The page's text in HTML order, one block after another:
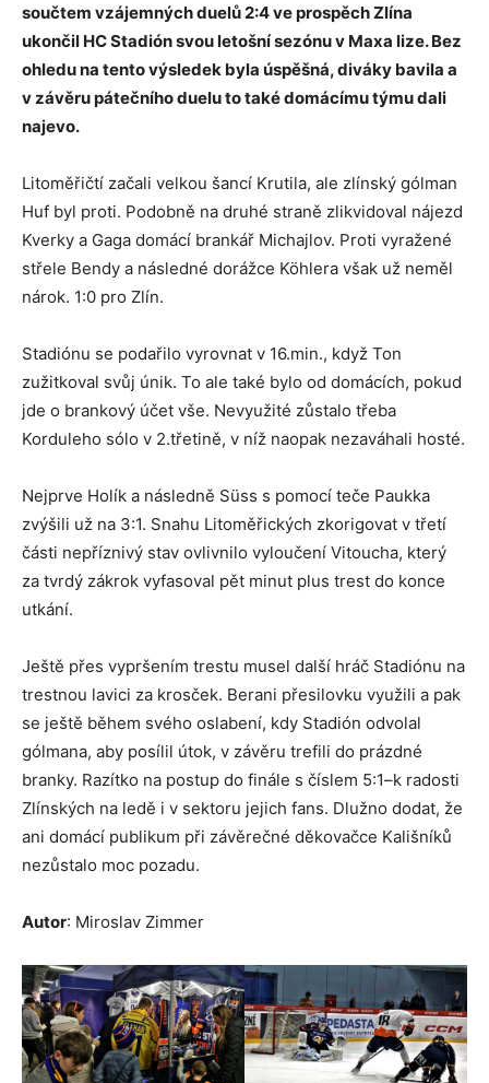
součtem vzájemných duelů 2:4 ve prospěch Zlína
ukončil HC Stadión svou letošní sezónu v Maxa lize. Bez
ohledu na tento výsledek byla úspěšná, diváky bavila a
v závěru pátečního duelu to také domácímu týmu dali
najevo.
Litoměřičtí začali velkou šancí Krutila, ale zlínský gólman
Huf byl proti. Podobně na druhé straně zlikvidoval nájezd
Kverky a Gaga domácí brankář Michajlov. Proti vyražené
střele Bendy a následné dorážce Köhlera však už neměl
nárok. 1:0 pro Zlín.
Stadiónu se podařilo vyrovnat v 16.min., když Ton
zužitkoval svůj únik. To ale také bylo od domácích, pokud
jde o brankový účet vše. Nevyužité zůstalo třeba
Korduleho sólo v 2.třetině, v níž naopak nezaváhali hosté.
Nejprve Holík a následně Süss s pomocí teče Paukka
zvýšili už na 3:1. Snahu Litoměřických zkorigovat v třetí
části nepříznivý stav ovlivnilo vyloučení Vitoucha, který
za tvrdý zákrok vyfasoval pět minut plus trest do konce
utkání.
Ještě přes vypršením trestu musel další hráč Stadiónu na
trestnou lavici za krosček. Berani přesilovku využili a pak
se ještě během svého oslabení, kdy Stadión odvolal
gólmana, aby posílil útok, v závěru trefili do prázdné
branky. Razítko na postup do finále s číslem 5:1–k radosti
Zlínských na ledě i v sektoru jejich fans. Dlužno dodat, že
ani domácí publikum při závěrečné děkovačce Kališníků
nezůstalo moc pozadu.
Autor: Miroslav Zimmer